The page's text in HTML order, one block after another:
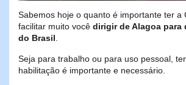
Sabemos hoje o quanto é importante ter a
facilitar muito você dirigir de Alagoa para
do Brasil.
Seja para trabalho ou para uso pessoal,
habilitação é importante e necessário.